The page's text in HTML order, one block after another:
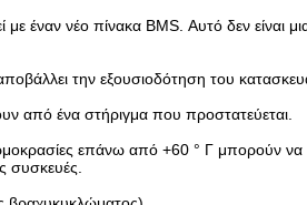
έναν νέο πίνακα BMS. Αυτό δεν είναι
την εξουσιοδότηση του
από ένα στήριγμα που προστατεύεται.
επάνω από +60 ° Γ μπορούν να
συσκευές.